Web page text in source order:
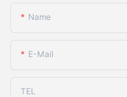
Name
E-Mail
TEL